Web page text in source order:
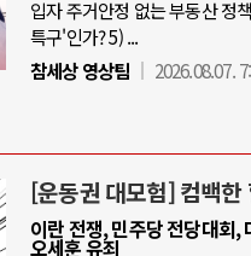
입자 주거안정 없는 부동산 정
특구'인가? 5) ...
참세상 영상팀
2026.08.07.
[운동권 대모험] 컴백
이란 전쟁, 민주당 전당대회
오세훈 유죄